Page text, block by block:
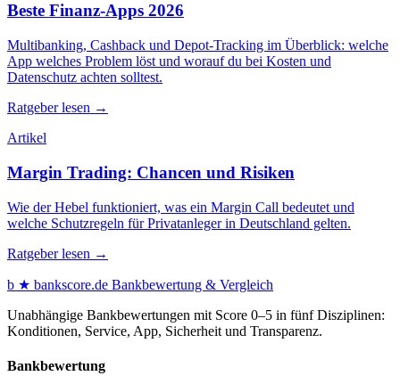
Beste Finanz-Apps 2026
Multibanking, Cashback und Depot-Tracking im Überblick: welche
App welches Problem löst und worauf du bei Kosten und
Datenschutz achten solltest.
Ratgeber lesen →
Artikel
Margin Trading: Chancen und Risiken
Wie der Hebel funktioniert, was ein Margin Call bedeutet und
welche Schutzregeln für Privatanleger in Deutschland gelten.
Ratgeber lesen →
b ★ bankscore.de Bankbewertung & Vergleich
Unabhängige Bankbewertungen mit Score 0–5 in fünf Disziplinen:
Konditionen, Service, App, Sicherheit und Transparenz.
Bankbewertung